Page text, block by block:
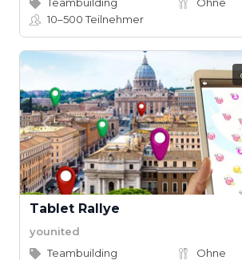
10–500Teilnehmer
Tablet Rallye
younited
Teambuilding
Ohne